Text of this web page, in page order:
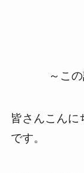
～こ
皆さんこんに
です。